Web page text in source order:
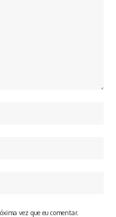
vez que eu comentar.